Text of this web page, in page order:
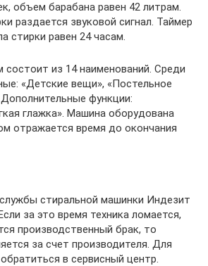
объем барабана равен 42 литрам.
раздается звуковой сигнал. Таймер
стирки равен 24 часам.
состоит из 14 наименований. Среди
«Детские вещи», «Постельное
функции:
глажка». Машина оборудована
отражается время до окончания
стиральной машинки Индезит
за это время техника ломается,
производственный брак, то
за счет производителя. Для
в сервисный центр.